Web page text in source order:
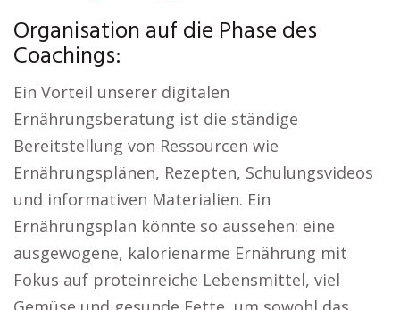
Organisation auf die Phase des
Coachings:
Ein Vorteil unserer digitalen
Ernährungsberatung ist die ständige
Bereitstellung von Ressourcen wie
Ernährungsplänen, Rezepten, Schulungsvideos
und informativen Materialien. Ein
Ernährungsplan könnte so aussehen: eine
ausgewogene, kalorienarme Ernährung mit
Fokus auf proteinreiche Lebensmittel, viel